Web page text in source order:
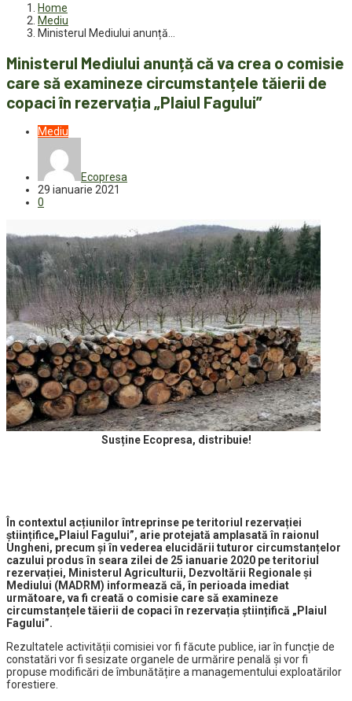
Home
Mediu
Ministerul Mediului anunță…
Ministerul Mediului anunță că va crea o comisie
care să examineze circumstanțele tăierii de
copaci în rezervația „Plaiul Fagului”
Mediu
Ecopresa
29 ianuarie 2021
0
Susține Ecopresa, distribuie!
În contextul acțiunilor întreprinse pe teritoriul rezervației
științifice„Plaiul Fagului”, arie protejată amplasată în raionul
Ungheni, precum și în vederea elucidării tuturor circumstanțelor
cazului produs în seara zilei de 25 ianuarie 2020 pe teritoriul
rezervației, Ministerul Agriculturii, Dezvoltării Regionale și
Mediului (MADRM) informează că, în perioada imediat
următoare, va fi creată o comisie care să examineze
circumstanțele tăierii de copaci în rezervația științifică „Plaiul
Fagului”.
Rezultatele activității comisiei vor fi făcute publice, iar în funcție de
constatări vor fi sesizate organele de urmărire penală și vor fi
propuse modificări de îmbunătățire a managementului exploatărilor
forestiere.